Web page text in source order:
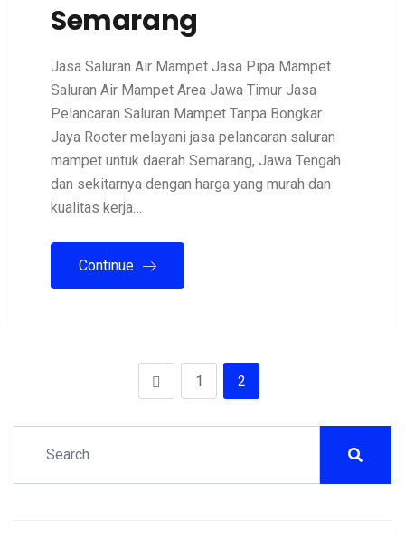
Semarang
Jasa Saluran Air Mampet Jasa Pipa Mampet
Saluran Air Mampet Area Jawa Timur Jasa
Pelancaran Saluran Mampet Tanpa Bongkar
Jaya Rooter melayani jasa pelancaran saluran
mampet untuk daerah Semarang, Jawa Tengah
dan sekitarnya dengan harga yang murah dan
kualitas kerja…
Continue
1 2